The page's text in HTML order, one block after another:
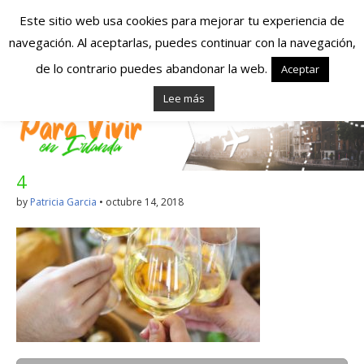
Españoles en
Irlanda – Vivir en
Irlanda – Trabajo
en Irlanda –
Alojamiento en
Irlanda
Blog dedicado a los que viven, estudian y trabajan en
Irlanda!
4
by Patricia Garcia • octubre 14, 2018
Este sitio web usa cookies para mejorar tu experiencia de
navegación. Al aceptarlas, puedes continuar con la navegación,
de lo contrario puedes abandonar la web.
Aceptar
Lee más